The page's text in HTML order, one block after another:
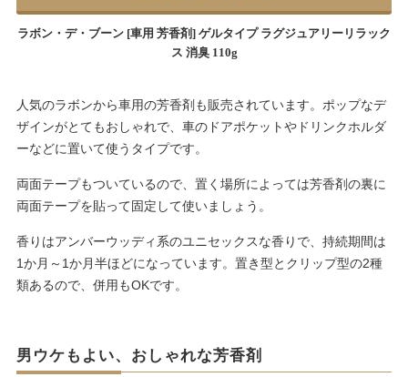
ラボン・デ・ブーン [車用 芳香剤] ゲルタイプ ラグジュアリーリラック
ス 消臭 110g
人気のラボンから車用の芳香剤も販売されています。ポップなデ
ザインがとてもおしゃれで、車のドアポケットやドリンクホルダ
ーなどに置いて使うタイプです。
両面テープもついているので、置く場所によっては芳香剤の裏に
両面テープを貼って固定して使いましょう。
香りはアンバーウッディ系のユニセックスな香りで、持続期間は
1か月～1か月半ほどになっています。置き型とクリップ型の2種
類あるので、併用もOKです。
男ウケもよい、おしゃれな芳香剤